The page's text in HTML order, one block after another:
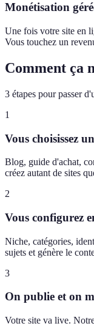
Monétisation
Une fois votre site en
Vous touchez un
Comment ça
3 étapes pour passer
1
Vous choisissez
Blog, guide d'achat,
créez autant de sites
2
Vous configurez
Niche, catégories,
sujets et génère le
3
On publie et on
Votre site va live.